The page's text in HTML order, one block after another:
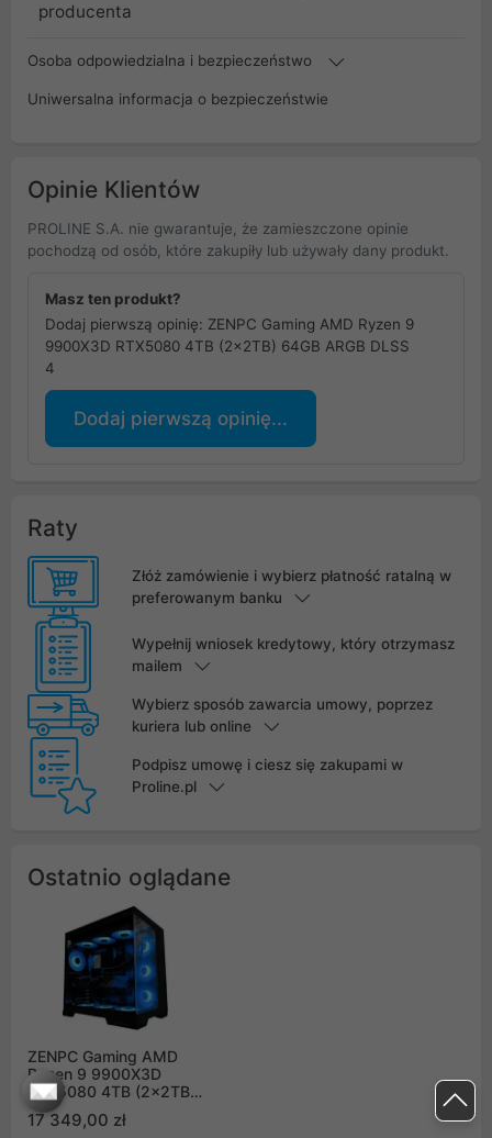
producenta
Osoba odpowiedzialna i bezpieczeństwo
Uniwersalna informacja o bezpieczeństwie
Opinie Klientów
PROLINE S.A. nie gwarantuje, że zamieszczone opinie
pochodzą od osób, które zakupiły lub używały dany produkt.
Masz ten produkt?
Dodaj pierwszą opinię: ZENPC Gaming AMD Ryzen 9
9900X3D RTX5080 4TB (2x2TB) 64GB ARGB DLSS
4
Dodaj pierwszą opinię...
Raty
Złóż zamówienie i wybierz płatność ratalną w
preferowanym banku
Wypełnij wniosek kredytowy, który otrzymasz
mailem
Wybierz sposób zawarcia umowy, poprzez
kuriera lub online
Podpisz umowę i ciesz się zakupami w
Proline.pl
Ostatnio oglądane
ZENPC Gaming AMD
Ryzen 9 9900X3D
RTX5080 4TB (2x2TB)
64GB ARGB DLSS 4
17 349,00 zł